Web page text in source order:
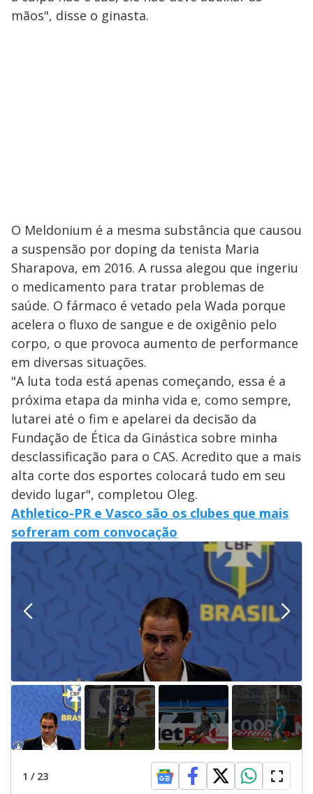
mãos", disse o ginasta.
O Meldonium é a mesma substância que causou
a suspensão por doping da tenista Maria
Sharapova, em 2016. A russa alegou que ingeriu
o medicamento para tratar problemas de
saúde. O fármaco é vetado pela Wada porque
acelera o fluxo de sangue e de oxigênio pelo
corpo, o que provoca aumento de performance
em diversas situações.
"A luta toda está apenas começando, essa é a
próxima etapa da minha vida e, como sempre,
lutarei até o fim e apelarei da decisão da
Fundação de Ética da Ginástica sobre minha
desclassificação para o CAS. Acredito que a mais
alta corte dos esportes colocará tudo em seu
devido lugar", completou Oleg.
Athletico-PR e Vasco são os clubes que mais
sofreram com convocação
1 / 23